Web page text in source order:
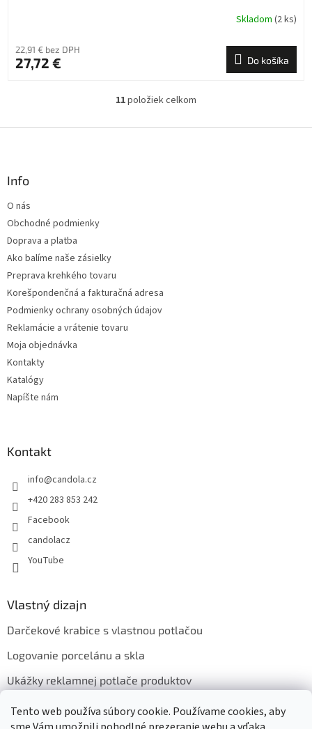
Tento web používa súbory cookie. Používame cookies, aby
Skladom (2 ks)
22,91 € bez DPH
27,72 € Do košíka
O
l
v
p
11položiek celkom
Info
O nás
Obchodné podmienky
Doprava a platba
Ako balíme naše zásielky
Preprava krehkého tovaru
Korešpondenčná a fakturačná adresa
Podmienky ochrany osobných údajov
Reklamácie a vrátenie tovaru
Moja objednávka
Kontakty
Katalógy
Napíšte nám
Kontakt
info@candola.cz
+420 283 853 242
Facebook
candolacz
YouTube
Vlastný dizajn
Darčekové krabice s vlastnou potlačou
Logovanie porcelánu a skla
Ukážky reklamnej potlače produktov